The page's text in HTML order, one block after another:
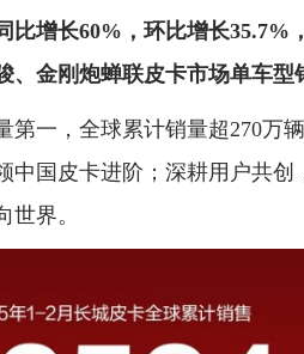
比增长60%，环比增长35.7%
金刚炮蝉联皮卡市场单车型
第一，全球累计销量超270万
中国皮卡进阶；深耕用户共
界。